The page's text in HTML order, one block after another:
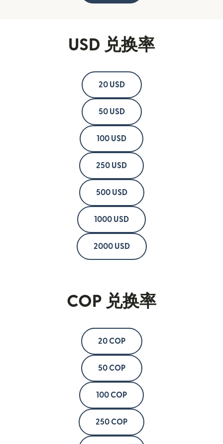
USD 兑换率
20 USD
50 USD
100 USD
250 USD
500 USD
1000 USD
2000 USD
COP 兑换率
20 COP
50 COP
100 COP
250 COP